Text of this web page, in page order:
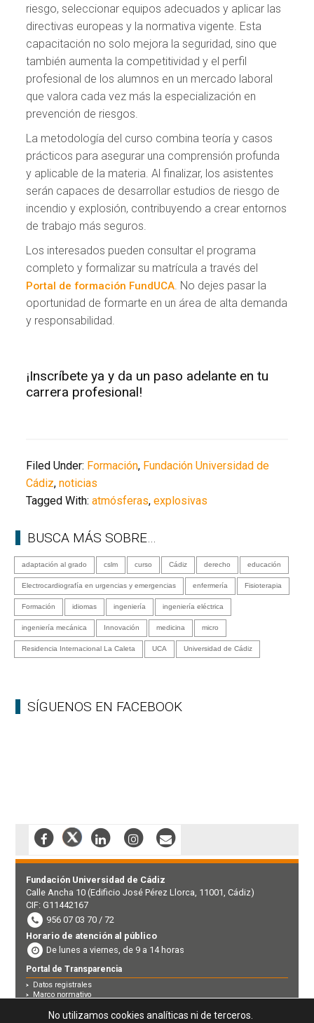
riesgo, seleccionar equipos adecuados y aplicar las
directivas europeas y la normativa vigente. Esta
capacitación no solo mejora la seguridad, sino que
también aumenta la competitividad y el perfil
profesional de los alumnos en un mercado laboral
que valora cada vez más la especialización en
prevención de riesgos.
La metodología del curso combina teoría y casos
prácticos para asegurar una comprensión profunda
y aplicable de la materia. Al finalizar, los asistentes
serán capaces de desarrollar estudios de riesgo de
incendio y explosión, contribuyendo a crear entornos
de trabajo más seguros.
Los interesados pueden consultar el programa
completo y formalizar su matrícula a través del
Portal de formación FundUCA. No dejes pasar la
oportunidad de formarte en un área de alta demanda
y responsabilidad.
¡Inscríbete ya y da un paso adelante en tu
carrera profesional!
Filed Under: Formación, Fundación Universidad de
Cádiz,noticias
Tagged With:atmósferas,explosivas
BUSCA MÁS SOBRE…
adaptación al grado cslm curso Cádiz derecho educación
Electrocardiografía en urgencias y emergencias enfermería Fisioterapia
Formación idiomas ingeniería ingeniería eléctrica
ingeniería mecánica Innovación medicina micro
Residencia Internacional La Caleta UCA Universidad de Cádiz
SÍGUENOS EN FACEBOOK
Fundación Universidad de Cádiz
Calle Ancha 10 (Edificio José Pérez Llorca, 11001, Cádiz)
CIF: G11442167
956 07 03 70 / 72
Horario de atención al público
De lunes a viernes, de 9 a 14 horas
Portal de Transparencia
Datos registrales
Marco normativo
Derecho de acceso a la información pública
No utilizamos cookies analíticas ni de terceros.